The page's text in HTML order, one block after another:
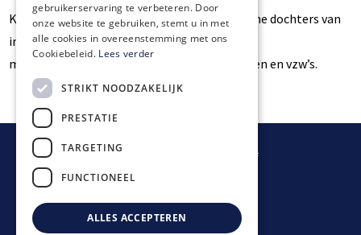
KV accountants richt zich tot KMO's, Belgische dochters van
internationale groepen, vrije beroepen,
managementvennootschappen, zelfstandigen en vzw’s.
© Accountantskantoor KAVA vof
+32 472 92 86 90
gebruikerservaring te verbeteren. Door
onze website te gebruiken, stemt u in met
alle cookies in overeenstemming met ons
Cookiebeleid. Lees verder
STRIKT NOODZAKELIJK
PRESTATIE
TARGETING
FUNCTIONEEL
ALLES ACCEPTEREN